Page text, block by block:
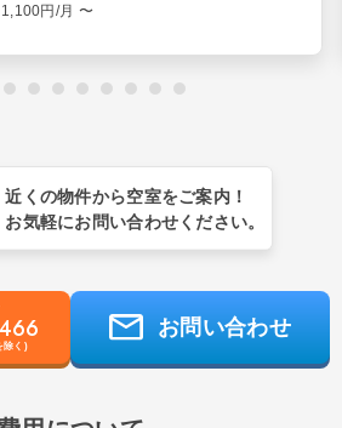
1,100円/月 〜
近くの物件から空室をご案内！
お気軽にお問い合わせください。
除く)
お問い合わせ